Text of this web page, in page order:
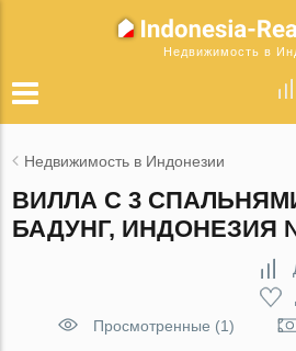
Недвижимость в
Недвижимость в Индонезии
ВИЛЛА С 3 СПАЛЬНЯМИ
БАДУНГ, ИНДОНЕЗИЯ
Просмотренные (1)